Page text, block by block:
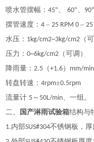
喷水管摆幅：45°、60°、 90
摆管速度：4–25 RPM 0–25
水压： 1kg/cm2~3kg/cm2 （
压力：0~6kg/cm2 （可调）
降雨量：2.5 （+1.6） mm/min
转盘转速：4rpm±0.5rpm
流量计 5 ～ 50L/min、一组。
二、
国产淋雨试验箱结构与
1.内部SUS#304不锈钢板，厚